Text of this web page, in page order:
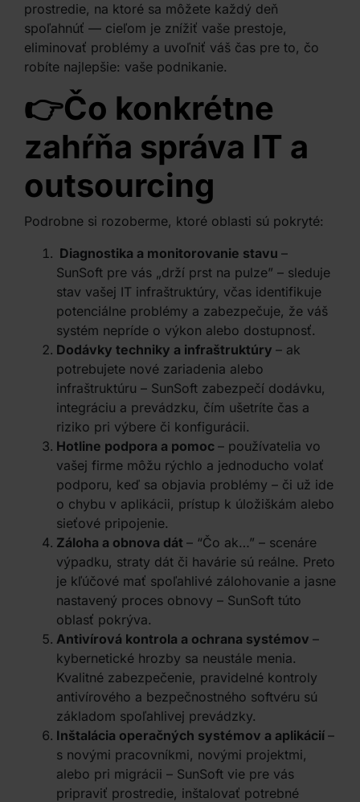
prostredie, na ktoré sa môžete každý deň
spoľahnúť — cieľom je znížiť vaše prestoje,
eliminovať problémy a uvoľniť váš čas pre to, čo
robíte najlepšie: vaše podnikanie.
👉Čo konkrétne
zahŕňa správa IT a
outsourcing
Podrobne si rozoberme, ktoré oblasti sú pokryté:
Diagnostika a monitorovanie stavu –
SunSoft pre vás „drží prst na pulze” – sleduje
stav vašej IT infraštruktúry, včas identifikuje
potenciálne problémy a zabezpečuje, že váš
systém nepríde o výkon alebo dostupnosť.
Dodávky techniky a infraštruktúry – ak
potrebujete nové zariadenia alebo
infraštruktúru – SunSoft zabezpečí dodávku,
integráciu a prevádzku, čím ušetríte čas a
riziko pri výbere či konfigurácii.
Hotline podpora a pomoc – používatelia vo
vašej firme môžu rýchlo a jednoducho volať
podporu, keď sa objavia problémy – či už ide
o chybu v aplikácii, prístup k úložiškám alebo
sieťové pripojenie.
Záloha a obnova dát – “Čo ak…” – scenáre
výpadku, straty dát či havárie sú reálne. Preto
je kľúčové mať spoľahlivé zálohovanie a jasne
nastavený proces obnovy – SunSoft túto
oblasť pokrýva.
Antivírová kontrola a ochrana systémov –
kybernetické hrozby sa neustále menia.
Kvalitné zabezpečenie, pravidelné kontroly
antivírového a bezpečnostného softvéru sú
základom spoľahlivej prevádzky.
Inštalácia operačných systémov a aplikácií –
s novými pracovníkmi, novými projektmi,
alebo pri migrácii – SunSoft vie pre vás
pripraviť prostredie, inštalovať potrebné